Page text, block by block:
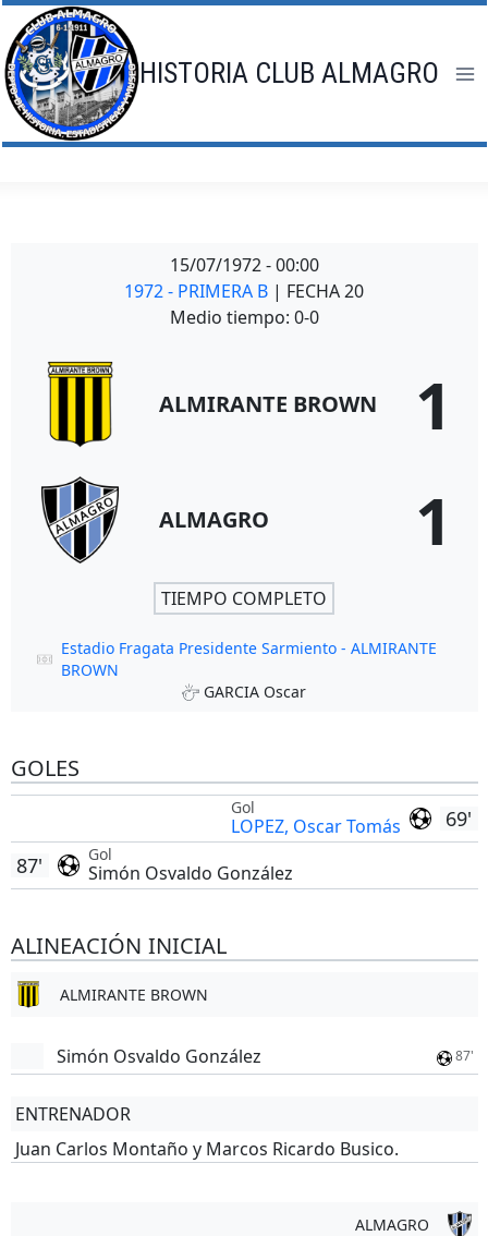
Saltar
al
contenido
HISTORIA CLUB ALMAGRO
15/07/1972 - 00:00
1972 - PRIMERA B | FECHA 20
Medio tiempo: 0-0
ALMIRANTE BROWN 1
ALMAGRO 1
TIEMPO COMPLETO
Estadio Fragata Presidente Sarmiento - ALMIRANTE
BROWN
GARCIA Oscar
GOLES
69'
Gol
LOPEZ, Oscar Tomás
Gol
Simón Osvaldo González
87'
ALINEACIÓN INICIAL
ALMIRANTE BROWN
Simón Osvaldo González 87'
ENTRENADOR
Juan Carlos Montaño y Marcos Ricardo Busico.
ALMAGRO